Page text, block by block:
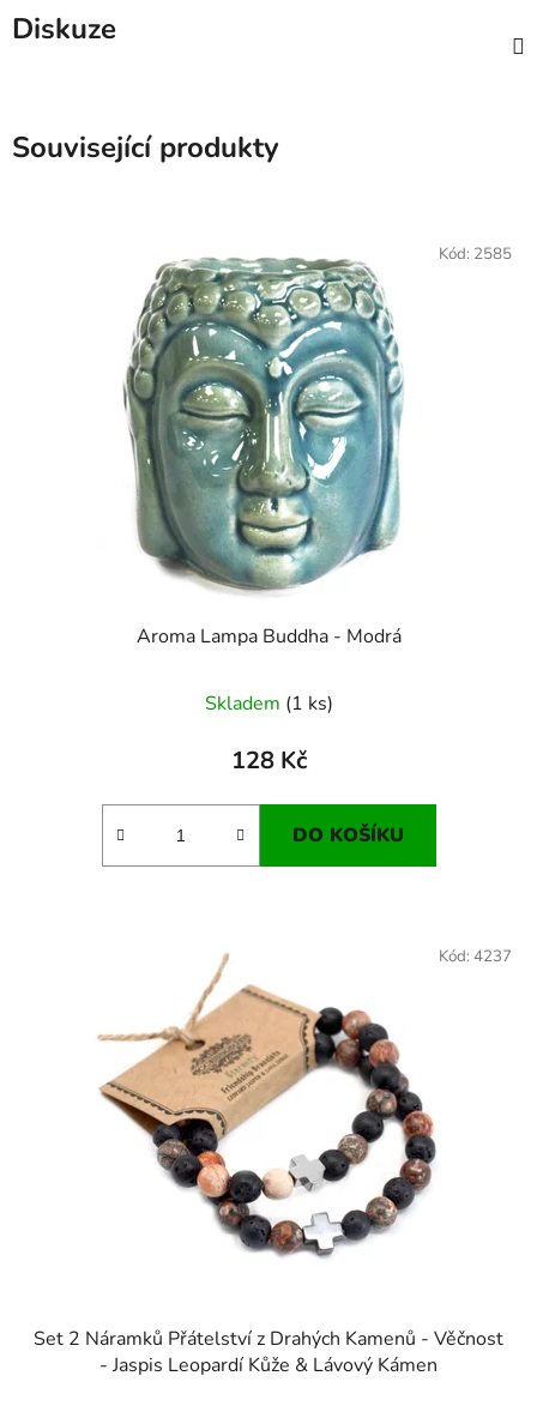
Diskuze
Související produkty
Aroma Lampa Buddha - Modrá
Skladem (1 ks)
128 Kč
DO KOŠÍKU
Kód: 2585
Set 2 Náramků Přátelství z Drahých Kamenů - Věčnost
- Jaspis Leopardí Kůže & Lávový Kámen
Kód: 4237